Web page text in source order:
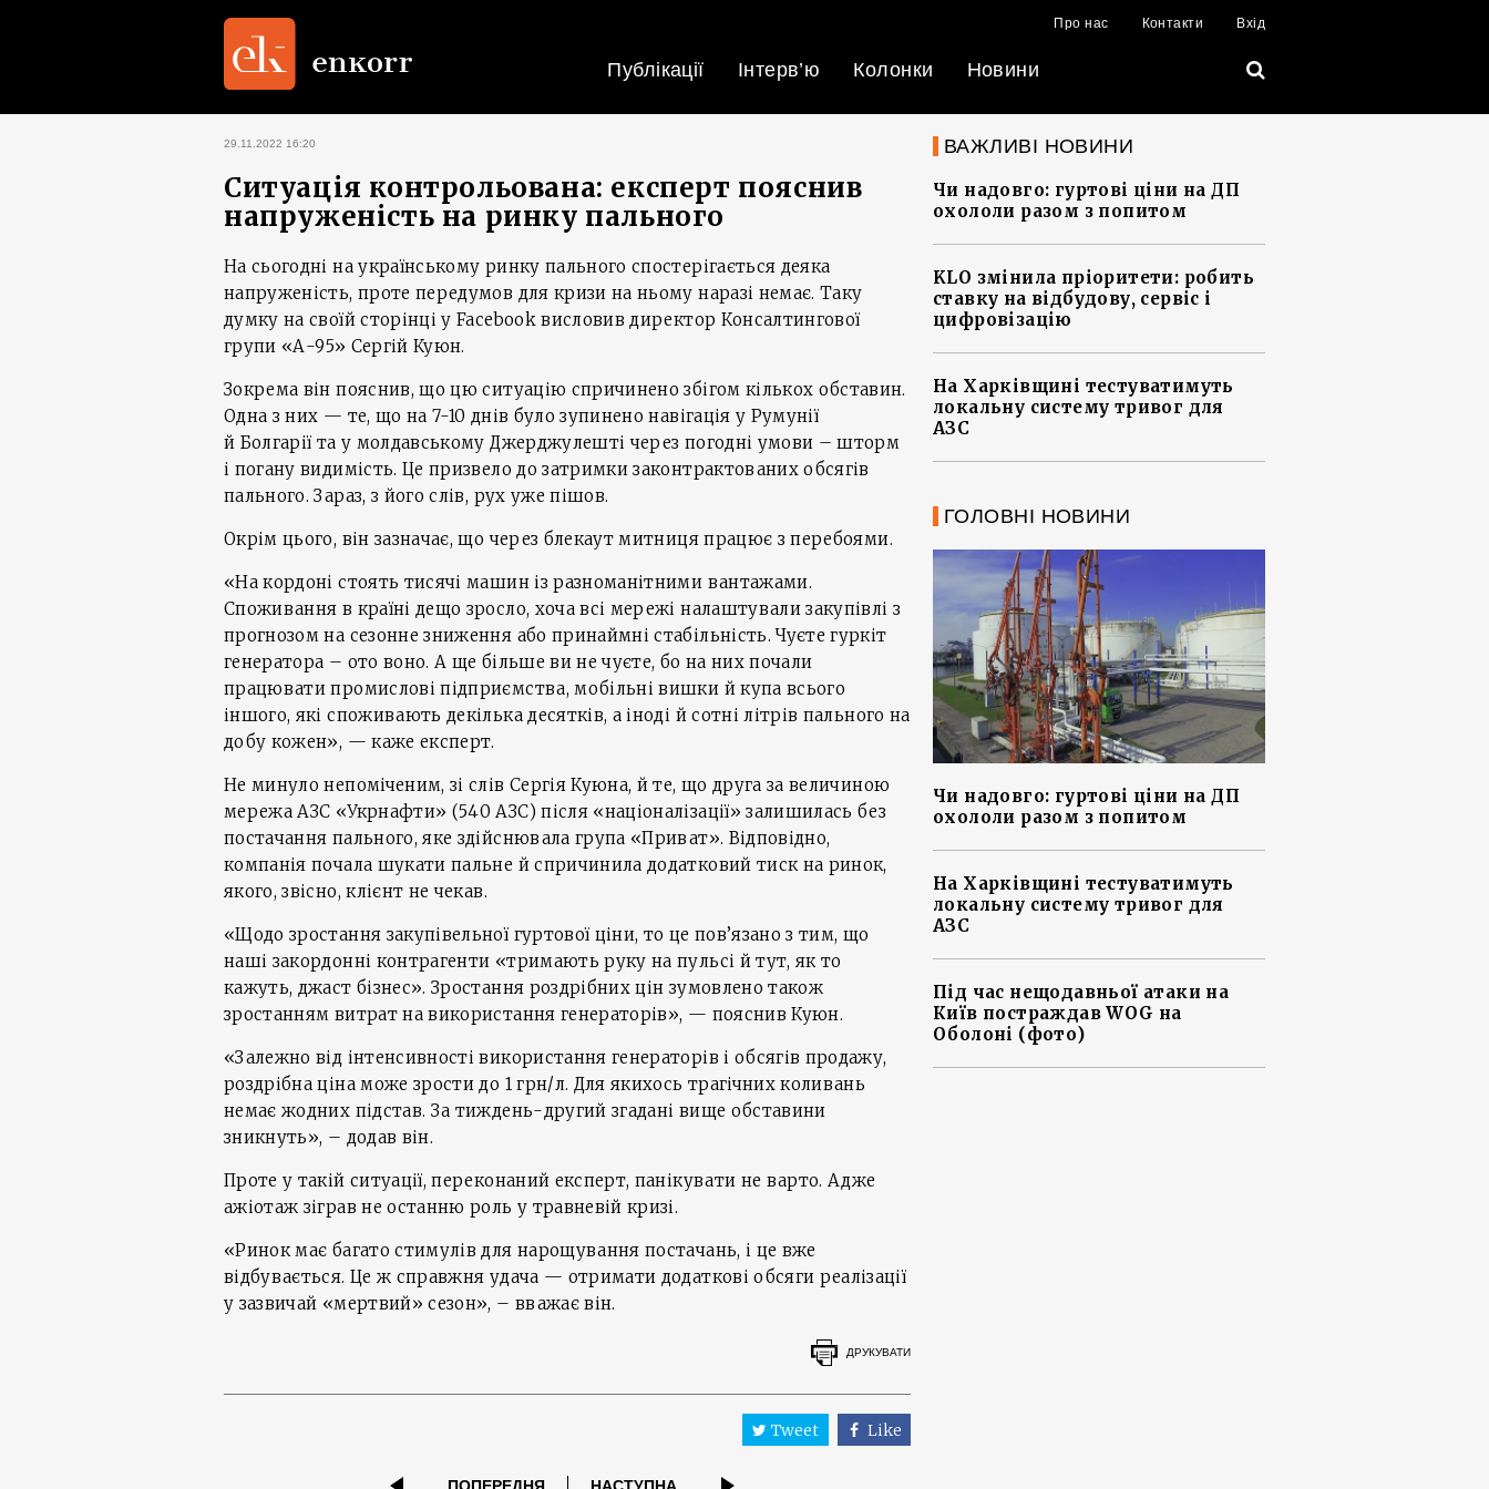
Про нас Контакти Вхід
Публікації Інтерв’ю Колонки Новини
29.11.2022 16:20
Ситуація контрольована: експерт пояснив
напруженість на ринку пального
На сьогодні на українському ринку пального спостерігається деяка
напруженість, проте передумов для кризи на ньому наразі немає. Таку
думку на своїй сторінці у Facebook висловив директор Консалтингової
групи «А-95» Сергій Куюн.
Зокрема він пояснив, що цю ситуацію спричинено збігом кількох обставин.
Одна з них — те, що на 7-10 днів було зупинено навігація у Румунії
й Болгарії та у молдавському Джерджулешті через погодні умови – шторм
і погану видимість. Це призвело до затримки законтрактованих обсягів
пального. Зараз, з його слів, рух уже пішов.
Окрім цього, він зазначає, що через блекаут митниця працює з перебоями.
«На кордоні стоять тисячі машин із разноманітними вантажами.
Споживання в країні дещо зросло, хоча всі мережі налаштували закупівлі з
прогнозом на сезонне зниження або принаймні стабільність. Чуєте гуркіт
генератора – ото воно. А ще більше ви не чуєте, бо на них почали
працювати промислові підприємства, мобільні вишки й купа всього
іншого, які споживають декілька десятків, а іноді й сотні літрів пального на
добу кожен», — каже експерт.
Не минуло непоміченим, зі слів Сергія Куюна, й те, що друга за величиною
мережа АЗС «Укрнафти» (540 АЗС) після «націоналізації» залишилась без
постачання пального, яке здійснювала група «Приват». Відповідно,
компанія почала шукати пальне й спричинила додатковий тиск на ринок,
якого, звісно, клієнт не чекав.
«Щодо зростання закупівельної гуртової ціни, то це пов’язано з тим, що
наші закордонні контрагенти «тримають руку на пульсі й тут, як то
кажуть, джаст бізнес». Зростання роздрібних цін зумовлено також
зростанням витрат на використання генераторів», — пояснив Куюн.
«Залежно від інтенсивності використання генераторів і обсягів продажу,
роздрібна ціна може зрости до 1 грн/л. Для якихось трагічних коливань
немає жодних підстав. За тиждень-другий згадані вище обставини
зникнуть», – додав він.
Проте у такій ситуації, переконаний експерт, панікувати не варто. Адже
ажіотаж зіграв не останню роль у травневій кризі.
«Ринок має багато стимулів для нарощування постачань, і це вже
відбувається. Це ж справжня удача — отримати додаткові обсяги реалізації
у зазвичай «мертвий» сезон», – вважає він.
ДРУКУВАТИ
Tweet Like
ВАЖЛИВІ НОВИНИ
Чи надовго: гуртові ціни на ДП
охололи разом з попитом
KLO змінила пріоритети: робить
ставку на відбудову, сервіс і
цифровізацію
На Харківщині тестуватимуть
локальну систему тривог для
АЗС
ГОЛОВНІ НОВИНИ
Чи надовго: гуртові ціни на ДП
охололи разом з попитом
На Харківщині тестуватимуть
локальну систему тривог для
АЗС
Під час нещодавньої атаки на
Київ постраждав WOG на
Оболоні (фото)